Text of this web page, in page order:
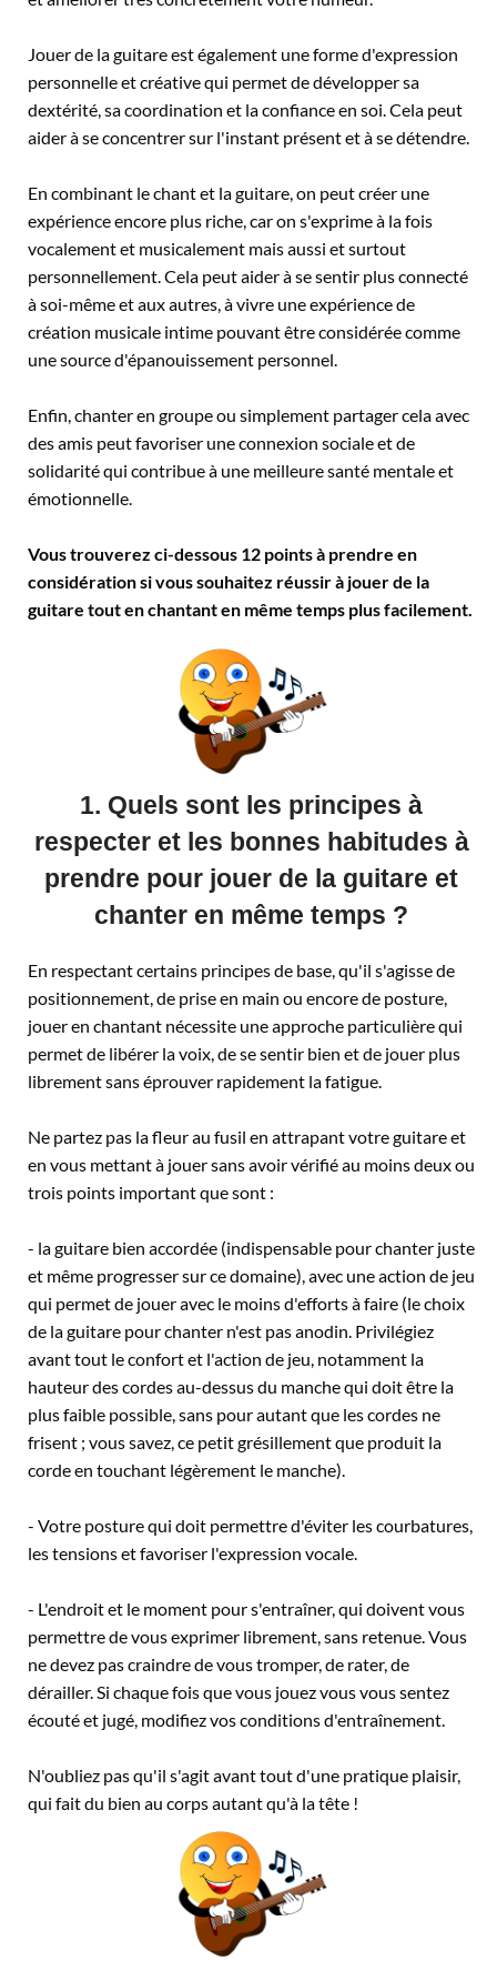
Jouer de la guitare est également une forme d'expression
personnelle et créative qui permet de développer sa
dextérité, sa coordination et la confiance en soi. Cela peut
aider à se concentrer sur l'instant présent et à se détendre.
En combinant le chant et la guitare, on peut créer une
expérience encore plus riche, car on s'exprime à la fois
vocalement et musicalement mais aussi et surtout
personnellement. Cela peut aider à se sentir plus connecté
à soi-même et aux autres, à vivre une expérience de
création musicale intime pouvant être considérée comme
une source d'épanouissement personnel.
Enfin, chanter en groupe ou simplement partager cela avec
des amis peut favoriser une connexion sociale et de
solidarité qui contribue à une meilleure santé mentale et
émotionnelle.
Vous trouverez ci-dessous 12 points à prendre en
considération si vous souhaitez réussir à jouer de la
guitare tout en chantant en même temps plus facilement.
1. Quels sont les principes à
respecter et les bonnes habitudes à
prendre pour jouer de la guitare et
chanter en même temps ?
En respectant certains principes de base, qu'il s'agisse de
positionnement, de prise en main ou encore de posture,
jouer en chantant nécessite une approche particulière qui
permet de libérer la voix, de se sentir bien et de jouer plus
librement sans éprouver rapidement la fatigue.
Ne partez pas la fleur au fusil en attrapant votre guitare et
en vous mettant à jouer sans avoir vérifié au moins deux ou
trois points important que sont :
- la guitare bien accordée (indispensable pour chanter juste
et même progresser sur ce domaine), avec une action de jeu
qui permet de jouer avec le moins d'efforts à faire (le choix
de la guitare pour chanter n'est pas anodin. Privilégiez
avant tout le confort et l'action de jeu, notamment la
hauteur des cordes au-dessus du manche qui doit être la
plus faible possible, sans pour autant que les cordes ne
frisent ; vous savez, ce petit grésillement que produit la
corde en touchant légèrement le manche).
- Votre posture qui doit permettre d'éviter les courbatures,
les tensions et favoriser l'expression vocale.
- L'endroit et le moment pour s'entraîner, qui doivent vous
permettre de vous exprimer librement, sans retenue. Vous
ne devez pas craindre de vous tromper, de rater, de
dérailler. Si chaque fois que vous jouez vous vous sentez
écouté et jugé, modifiez vos conditions d'entraînement.
N'oubliez pas qu'il s'agit avant tout d'une pratique plaisir,
qui fait du bien au corps autant qu'à la tête !